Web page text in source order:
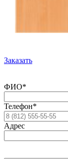
Заказать
ФИО*
Телефон*
Адрес